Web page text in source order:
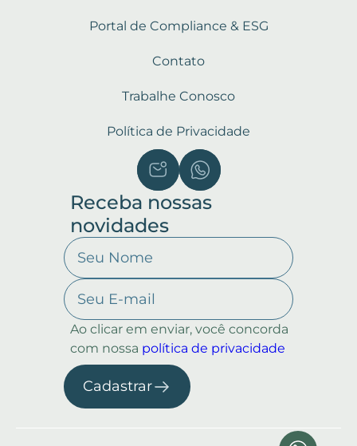
Portal de Compliance & ESG
Contato
Trabalhe Conosco
Política de Privacidade
Receba nossas
novidades
Ao clicar em enviar, você concorda
com nossa política de privacidade
Cadastrar